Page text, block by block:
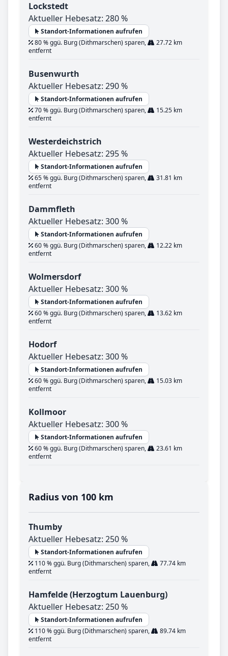
Lockstedt
Aktueller Hebesatz: 280 %
Standort-Informationen aufrufen
80 % ggü. Burg (Dithmarschen) sparen,
27.72 km
entfernt
Busenwurth
Aktueller Hebesatz: 290 %
Standort-Informationen aufrufen
70 % ggü. Burg (Dithmarschen) sparen,
15.25 km
entfernt
Westerdeichstrich
Aktueller Hebesatz: 295 %
Standort-Informationen aufrufen
65 % ggü. Burg (Dithmarschen) sparen,
31.81 km
entfernt
Dammfleth
Aktueller Hebesatz: 300 %
Standort-Informationen aufrufen
60 % ggü. Burg (Dithmarschen) sparen,
12.22 km
entfernt
Wolmersdorf
Aktueller Hebesatz: 300 %
Standort-Informationen aufrufen
60 % ggü. Burg (Dithmarschen) sparen,
13.62 km
entfernt
Hodorf
Aktueller Hebesatz: 300 %
Standort-Informationen aufrufen
60 % ggü. Burg (Dithmarschen) sparen,
15.03 km
entfernt
Kollmoor
Aktueller Hebesatz: 300 %
Standort-Informationen aufrufen
60 % ggü. Burg (Dithmarschen) sparen,
23.61 km
entfernt
Radius von 100 km
Thumby
Aktueller Hebesatz: 250 %
Standort-Informationen aufrufen
110 % ggü. Burg (Dithmarschen) sparen,
77.74 km
entfernt
Hamfelde (Herzogtum Lauenburg)
Aktueller Hebesatz: 250 %
Standort-Informationen aufrufen
110 % ggü. Burg (Dithmarschen) sparen,
89.74 km
entfernt